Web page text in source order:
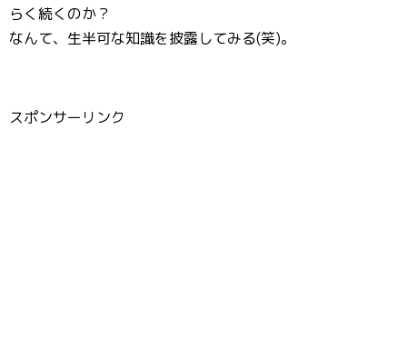
らく続くのか？
なんて、生半可な知識を披露してみる(笑)。
スポンサーリンク